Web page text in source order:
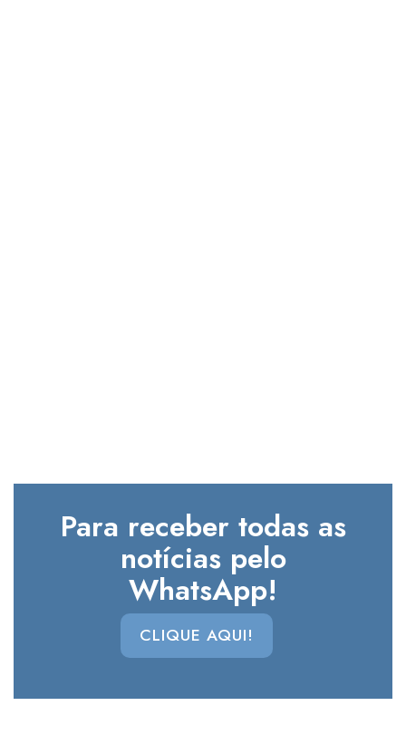
Para receber todas as
notícias pelo
WhatsApp!
CLIQUE AQUI!